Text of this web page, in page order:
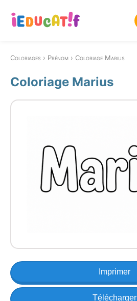
Coloriages Prénom Coloriage Marius
Coloriage Marius
Imprimer
Télécharger